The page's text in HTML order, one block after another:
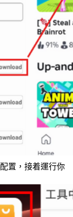
置，接着運行你